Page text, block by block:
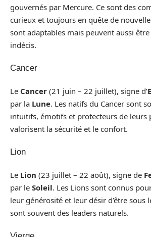
gouvernés par Mercure. Ce sont des
curieux et toujours en quête de
sont adaptables mais peuvent aussi
indécis.
Cancer
Le Cancer (21 juin – 22 juillet), signe d’
par la Lune. Les natifs du Cancer sont
intuitifs, émotifs et protecteurs de leurs
valorisent la sécurité et le confort.
Lion
Le Lion (23 juillet – 22 août), signe de
par le Soleil. Les Lions sont connus
leur générosité et leur désir d’être sous
sont souvent des leaders naturels.